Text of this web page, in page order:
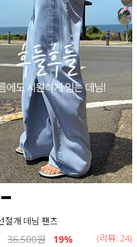
절개 데님 팬츠
36,500원 19% (리뷰: 24)